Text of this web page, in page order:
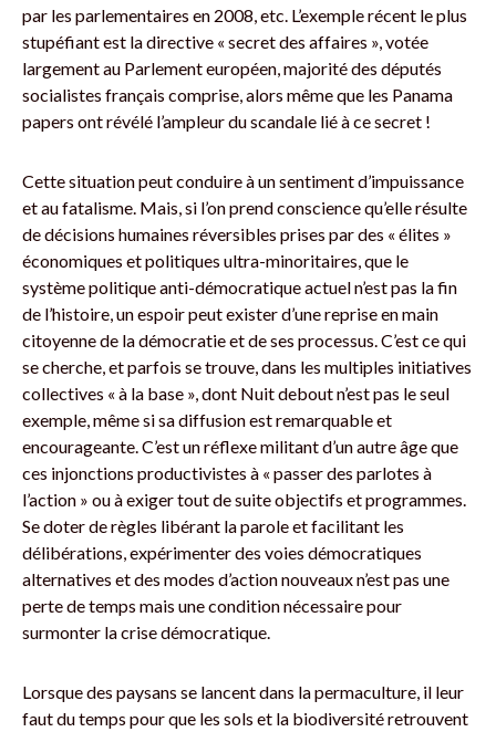
par les parlementaires en 2008, etc. L’exemple récent le plus
stupéfiant est la directive « secret des affaires », votée
largement au Parlement européen, majorité des députés
socialistes français comprise, alors même que les Panama
papers ont révélé l’ampleur du scandale lié à ce secret !
Cette situation peut conduire à un sentiment d’impuissance
et au fatalisme. Mais, si l’on prend conscience qu’elle résulte
de décisions humaines réversibles prises par des « élites »
économiques et politiques ultra-minoritaires, que le
système politique anti-démocratique actuel n’est pas la fin
de l’histoire, un espoir peut exister d’une reprise en main
citoyenne de la démocratie et de ses processus. C’est ce qui
se cherche, et parfois se trouve, dans les multiples initiatives
collectives « à la base », dont Nuit debout n’est pas le seul
exemple, même si sa diffusion est remarquable et
encourageante. C’est un réflexe militant d’un autre âge que
ces injonctions productivistes à « passer des parlotes à
l’action » ou à exiger tout de suite objectifs et programmes.
Se doter de règles libérant la parole et facilitant les
délibérations, expérimenter des voies démocratiques
alternatives et des modes d’action nouveaux n’est pas une
perte de temps mais une condition nécessaire pour
surmonter la crise démocratique.
Lorsque des paysans se lancent dans la permaculture, il leur
faut du temps pour que les sols et la biodiversité retrouvent